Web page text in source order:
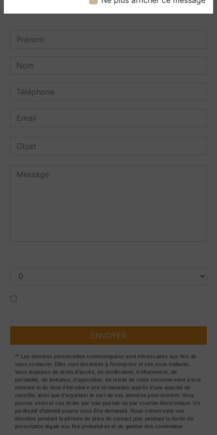
ENVOYER
** Les données personnelles communiquées sont nécessaires aux fins de
vous contacter. Elles sont destinées à l'entreprise et ses sous-traitants.
Vous disposez de droits d’accès, de rectification, d’effacement, de
portabilité, de limitation, d’opposition, de retrait de votre consentement à tout
moment et du droit d’introduire une réclamation auprès d’une autorité de
contrôle, ainsi que d’organiser le sort de vos données post-mortem. Vous
pouvez exercer ces droits par voie postale ou par courrier électronique. Un
justificatif d'identité pourra vous être demandé. Nous conservons vos
données pendant la période de prise de contact puis pendant la durée de
prescription légale aux fins probatoires et de gestion des contentieux.